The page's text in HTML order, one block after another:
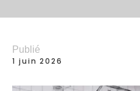
Publié
1 juin 2026